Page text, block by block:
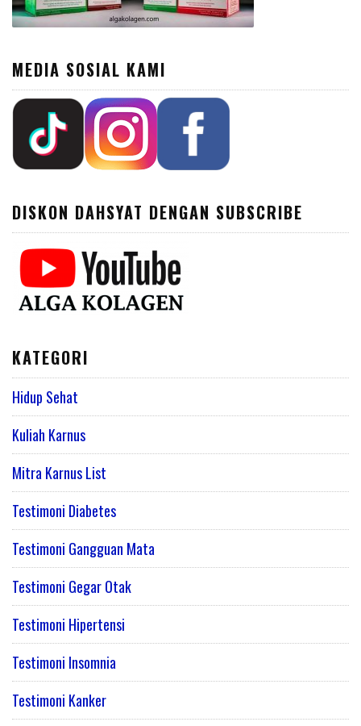
MEDIA SOSIAL KAMI
DISKON DAHSYAT DENGAN SUBSCRIBE
KATEGORI
Hidup Sehat
Kuliah Karnus
Mitra Karnus List
Testimoni Diabetes
Testimoni Gangguan Mata
Testimoni Gegar Otak
Testimoni Hipertensi
Testimoni Insomnia
Testimoni Kanker